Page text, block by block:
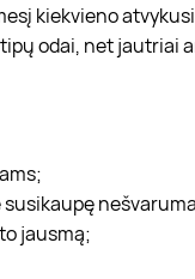
kiekvieno
odai, net jautriai
jausmą;